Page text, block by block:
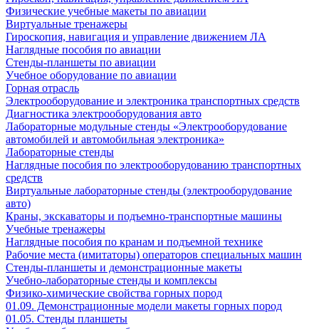
Физические учебные макеты по авиации
Виртуальные тренажеры
Гироскопия, навигация и управление движением ЛА
Наглядные пособия по авиации
Стенды-планшеты по авиации
Учебное оборудование по авиации
Горная отрасль
Электрооборудование и электроника транспортных средств
Диагностика электрооборудования авто
Лабораторные модульные стенды «Электрооборудование
автомобилей и автомобильная электроника»
Лабораторные стенды
Наглядные пособия по электрооборудованию транспортных
средств
Виртуальные лабораторные стенды (электрооборудование
авто)
Краны, экскаваторы и подъемно-транспортные машины
Учебные тренажеры
Наглядные пособия по кранам и подъемной технике
Рабочие места (имитаторы) операторов специальных машин
Стенды-планшеты и демонстрационные макеты
Учебно-лабораторные стенды и комплексы
Физико-химические свойства горных пород
01.09. Демонстрационные модели макеты горных пород
01.05. Стенды планшеты